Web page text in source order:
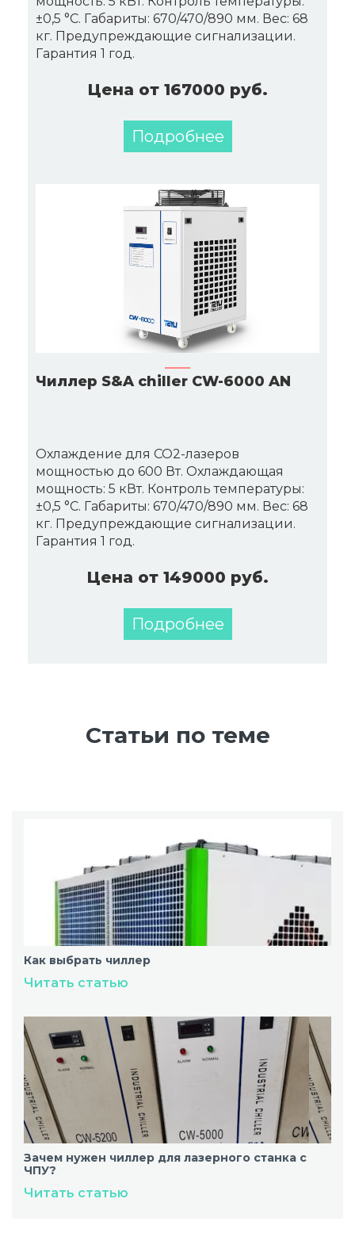
±0,5 °C. Габариты: 670/470/890 мм. Вес: 68
кг. Предупреждающие сигнализации.
Гарантия 1 год.
Цена от 167000 руб.
Подробнее
Чиллер S&A chiller CW-6000 AN
Охлаждение для CO2-лазеров
мощностью до 600 Вт. Охлаждающая
мощность: 5 кВт. Контроль температуры:
±0,5 °C. Габариты: 670/470/890 мм. Вес: 68
кг. Предупреждающие сигнализации.
Гарантия 1 год.
Цена от 149000 руб.
Подробнее
Статьи по теме
Как выбрать чиллер
Читать статью
Зачем нужен чиллер для лазерного станка с
ЧПУ?
Читать статью